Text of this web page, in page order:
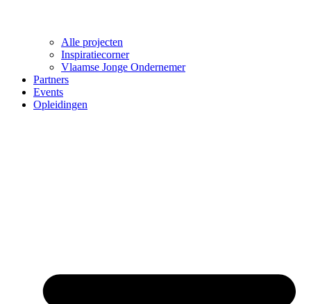
Alle projecten
Inspiratiecorner
Vlaamse Jonge Ondernemer
Partners
Events
Opleidingen